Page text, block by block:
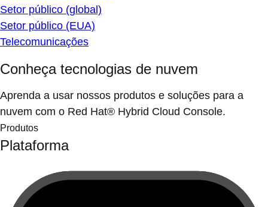
Setor público (global)
Setor público (EUA)
Telecomunicações
Conheça tecnologias de nuvem
Aprenda a usar nossos produtos e soluções para a
nuvem com o Red Hat® Hybrid Cloud Console.
Produtos
Plataforma